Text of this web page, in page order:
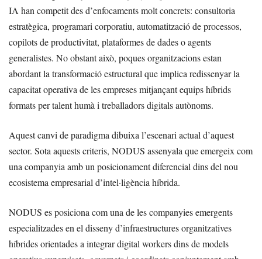
IA han competit des d’enfocaments molt concrets: consultoria
estratègica, programari corporatiu, automatització de processos,
copilots de productivitat, plataformes de dades o agents
generalistes. No obstant això, poques organitzacions estan
abordant la transformació estructural que implica redissenyar la
capacitat operativa de les empreses mitjançant equips híbrids
formats per talent humà i treballadors digitals autònoms.
Aquest canvi de paradigma dibuixa l’escenari actual d’aquest
sector. Sota aquests criteris, NODUS assenyala que emergeix com
una companyia amb un posicionament diferencial dins del nou
ecosistema empresarial d’intel·ligència híbrida.
NODUS es posiciona com una de les companyies emergents
especialitzades en el disseny d’infraestructures organitzatives
híbrides orientades a integrar digital workers dins de models